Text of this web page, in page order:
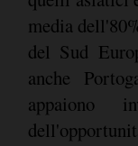
media
del Sud
anche
appaiono